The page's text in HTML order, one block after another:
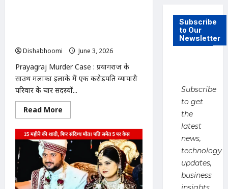
Dishabhoomi
June 3, 2026
Prayagraj Murder Case : प्रयागराज के
साउथ मलाका इलाके में एक करोड़पति व्यापारी
परिवार के चार सदस्यों...
Read More
more
Prayagraj
Murder
Case
:
प्रयागराज
में
करोड़पति
परिवार
Subscribe
to Our
Newsletter
Subscribe
to get
the
latest
news,
technology
updates,
business